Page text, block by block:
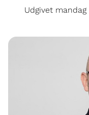
Udgivet mandag